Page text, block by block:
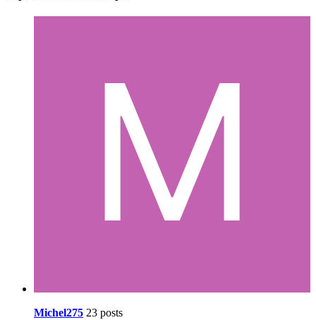
Michel275 23 posts